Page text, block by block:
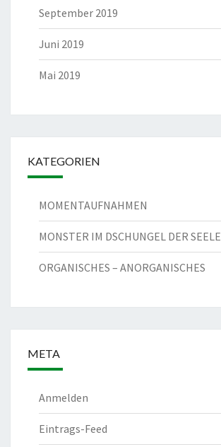
September 2019
Juni 2019
Mai 2019
KATEGORIEN
MOMENTAUFNAHMEN
MONSTER IM DSCHUNGEL DER SEELE
ORGANISCHES – ANORGANISCHES
META
Anmelden
Eintrags-Feed